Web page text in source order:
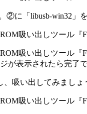
②に「libusb-win32」
が表示されたら完了で
吸い出してみましょ